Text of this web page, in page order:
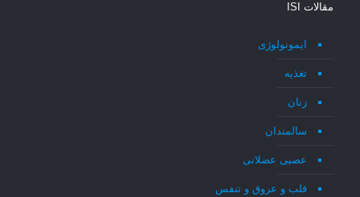
مقالات ISI
ایمونولوژی
تغذیه
زنان
سالمندان
عصبی عضلانی
قلب و عروق و تنفس